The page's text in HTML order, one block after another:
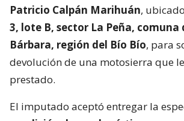
Patricio Calpán Marihuán,
3, lote B, sector La Peña, comuna
Bárbara, región del Bío Bío, para
devolución de una motosierra que
prestado.
El imputado aceptó entregar la